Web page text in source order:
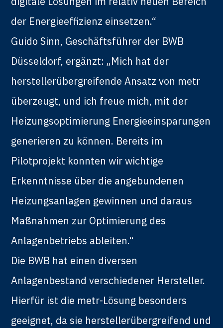
der Energieeffizienz einsetzen.“
Guido Sinn, Geschäftsführer der BWB
Düsseldorf, ergänzt: „Mich hat der
herstellerübergreifende Ansatz von metr
überzeugt, und ich freue mich, mit der
Heizungsoptimierung Energieeinsparungen
generieren zu können. Bereits im
Pilotprojekt konnten wir wichtige
Erkenntnisse über die angebundenen
Heizungsanlagen gewinnen und daraus
Maßnahmen zur Optimierung des
Anlagenbetriebs ableiten.“
Die BWB hat einen diversen
Anlagenbestand verschiedener Hersteller.
Hierfür ist die metr-Lösung besonders
geeignet, da sie herstellerübergreifend und